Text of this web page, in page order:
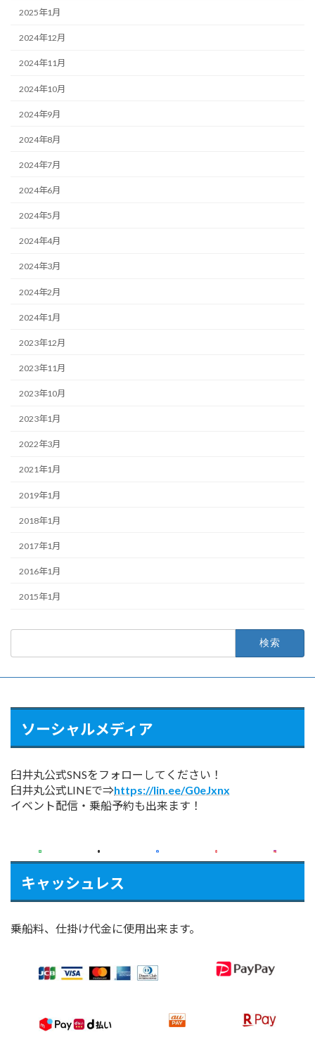
2025年1月
2024年12月
2024年11月
2024年10月
2024年9月
2024年8月
2024年7月
2024年6月
2024年5月
2024年4月
2024年3月
2024年2月
2024年1月
2023年12月
2023年11月
2023年10月
2023年1月
2022年3月
2021年1月
2019年1月
2018年1月
2017年1月
2016年1月
2015年1月
ソーシャルメディア
臼井丸公式SNSをフォローしてください！
臼井丸公式LINEで⇒https://lin.ee/G0eJxnx
イベント配信・乗船予約も出来ます！
キャッシュレス
乗船料、仕掛け代金に使用出来ます。